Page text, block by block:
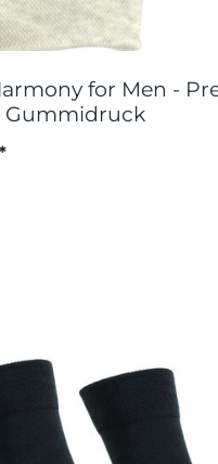
for Men -
Gummidruck